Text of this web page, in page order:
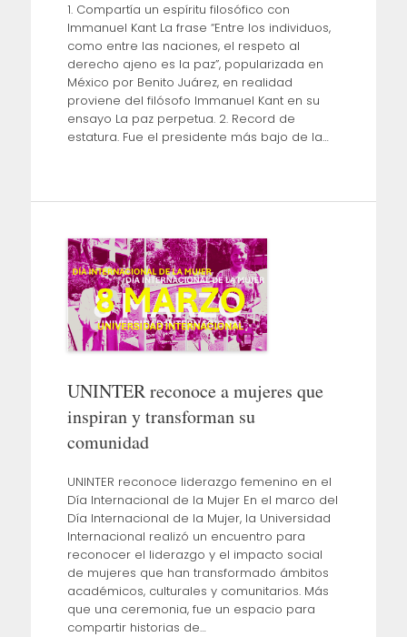
1. Compartía un espíritu filosófico con
Immanuel Kant La frase “Entre los individuos,
como entre las naciones, el respeto al
derecho ajeno es la paz”, popularizada en
México por Benito Juárez, en realidad
proviene del filósofo Immanuel Kant en su
ensayo La paz perpetua. 2. Record de
estatura. Fue el presidente más bajo de la…
UNINTER reconoce a mujeres que
inspiran y transforman su
comunidad
UNINTER reconoce liderazgo femenino en el
Día Internacional de la Mujer En el marco del
Día Internacional de la Mujer, la Universidad
Internacional realizó un encuentro para
reconocer el liderazgo y el impacto social
de mujeres que han transformado ámbitos
académicos, culturales y comunitarios. Más
que una ceremonia, fue un espacio para
compartir historias de…